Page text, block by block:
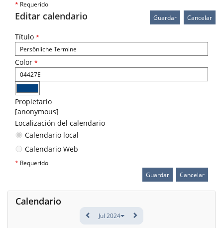
* Requerido
Editar calendario
Título *
Color *
Propietario
[anonymous]
Localización del calendario
Calendario local
Calendario Web
* Requerido
Calendario
Jul 2024